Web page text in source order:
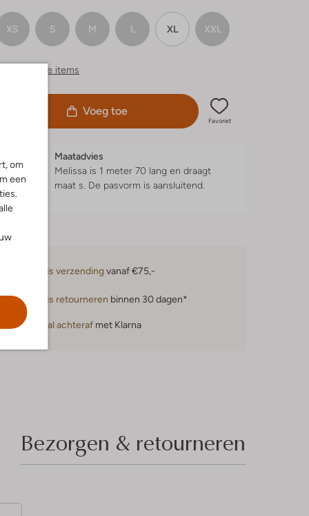
om
een
XS S M L XL XXL
items
Voeg toe
Favoriet
Maatadvies
Melissa is 1 meter 70 lang en draagt
maat s. De pasvorm isaansluitend.
Gratis verzendingvanaf €75,-
Gratis retourneren binnen 30 dagen*
Betaal achteraf met Klarna
Bezorgen & retourneren